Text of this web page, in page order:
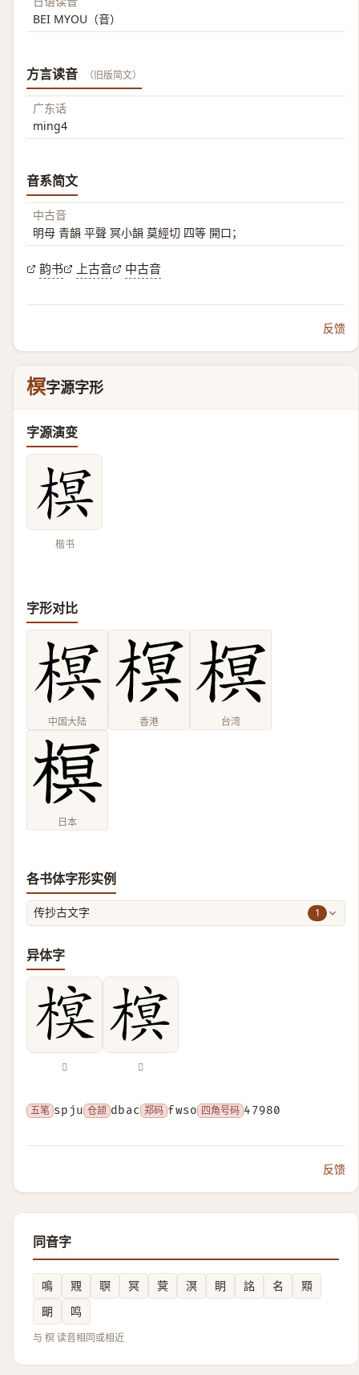
BEI MYOU（音）
方言读音 （旧版简文）
广东话
ming4
音系简文
中古音
明母 青韻 平聲 冥小韻 莫經切 四等 開口；
韵书 上古音 中古音
反馈
榠字源字形
字源演变
楷书
字形对比
中国大陆 香港 台湾
日本
各书体字形实例
传抄古文字 1
异体字
𣘔 𣙣
五笔 spju 仓颉 dbac 郑码 fwso 四角号码 47980
反馈
同音字
鳴 覭 䏃 冥 蓂 溟 眀 詺 名
䫤
朙
鸣
与 榠 读音相同或相近